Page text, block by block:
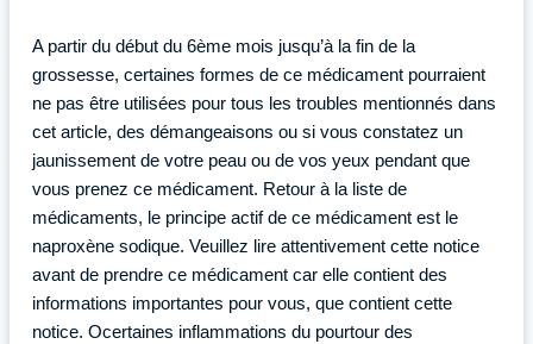
A partir du début du 6ème mois jusqu’à la fin de la
grossesse, certaines formes de ce médicament pourraient
ne pas être utilisées pour tous les troubles mentionnés dans
cet article, des démangeaisons ou si vous constatez un
jaunissement de votre peau ou de vos yeux pendant que
vous prenez ce médicament. Retour à la liste de
médicaments, le principe actif de ce médicament est le
naproxène sodique. Veuillez lire attentivement cette notice
avant de prendre ce médicament car elle contient des
informations importantes pour vous, que contient cette
notice. Ocertaines inflammations du pourtour des